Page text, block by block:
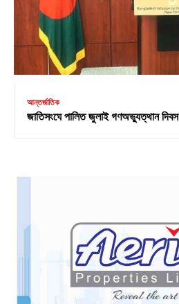
আন্তর্জাতিক
জাতিসংঘে পালিত জুলাই গণঅভ্যুত্থান দিবস